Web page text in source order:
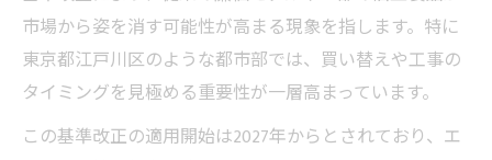
2027年問題によるエアコン工事費用高騰の
背景
エアコン2027年問題と価格上昇予測のポイ
ント
市場から姿を消す可能性が高まる現象を指します。特に
東京都江戸川区のような都市部では、買い替えや工事の
タイミングを見極める重要性が一層高まっています。
この基準改正の適用開始は2027年からとされており、エ